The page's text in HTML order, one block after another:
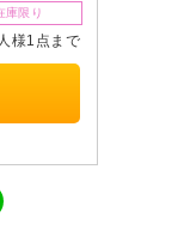
庫限り
様1点まで